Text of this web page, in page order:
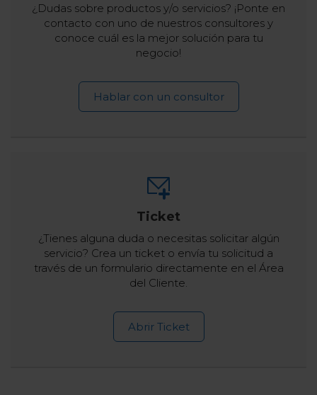
¿Dudas sobre productos y/o servicios? ¡Ponte en
contacto con uno de nuestros consultores y
conoce cuál es la mejor solución para tu
negocio!
Hablar con un consultor
Ticket
¿Tienes alguna duda o necesitas solicitar algún
servicio? Crea un ticket o envía tu solicitud a
través de un formulario directamente en el Área
del Cliente.
Abrir Ticket